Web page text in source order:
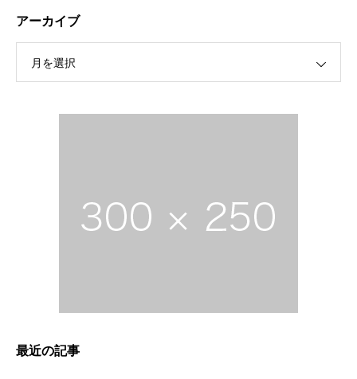
アーカイブ
月を選択
最近の記事